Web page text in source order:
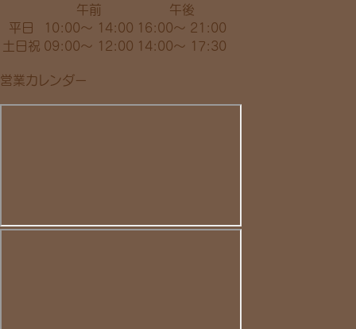
午前
午後
平日
10:00～ 14:00 16:00～ 21:00
土日祝 09:00～ 12:00 14:00～ 17:30
営業カレンダー